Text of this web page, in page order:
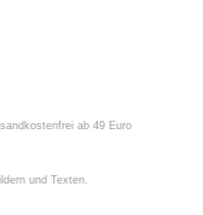
ab 49 Euro
und Texten.